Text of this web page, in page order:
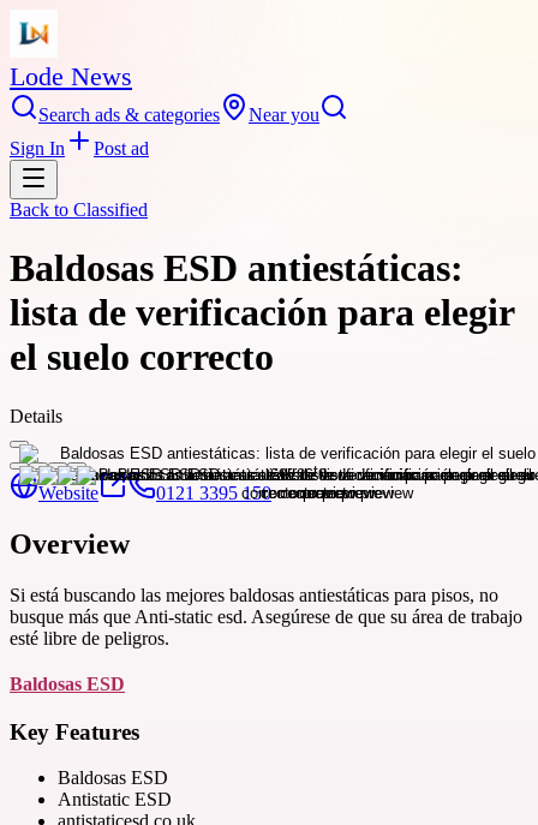
Lode News
Search ads & categories
Near you
Sign In
Post ad
Back to Classified
Baldosas ESD antiestáticas:
lista de verificación para elegir
el suelo correcto
Details
Website 0121 3395 150
Overview
Si está buscando las mejores baldosas antiestáticas para pisos, no
busque más que Anti-static esd. Asegúrese de que su área de trabajo
esté libre de peligros.
Baldosas ESD
Key Features
Baldosas ESD
Antistatic ESD